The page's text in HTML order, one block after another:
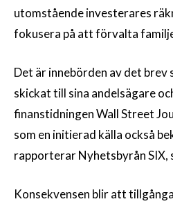
utomstående investerares
fokusera på att förvalta
Det är innebörden av det
skickat till sina andelsägare
finanstidningen Wall Street
som en initierad källa också
rapporterar Nyhetsbyrån SIX,
Konsekvensen blir att